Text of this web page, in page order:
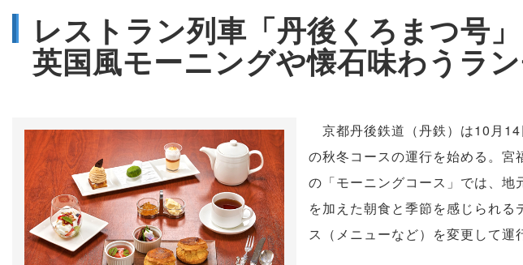
レストラン列車「丹後くろまつ号
英国風モーニングや懐石味わうラ
京都丹後鉄道（丹鉄）は10月14
の秋冬コースの運行を始める。
の「モーニングコース」では、地
を加えた朝食と季節を感じられ
ス（メニューなど）を変更して運